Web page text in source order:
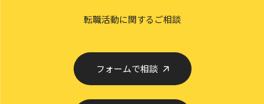
転職活動に関するご相談
フォームで相談